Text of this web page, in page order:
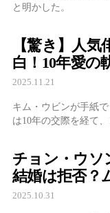
と明かした。
【驚き】人
白！10年愛の
ン涙波紋
2025.11.21
キム・ウビンが手紙
は10年の交際を経て
チョン・ウソ
結婚は拒否？
真”が意味深す
2025.10.31